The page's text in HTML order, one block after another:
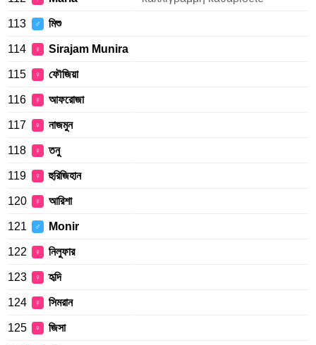
113 ♂ মিশু
114 ♀ Sirajam Munira
115 ♀ ফৌজিয়া
116 ♀ আফরোজা
117 ♀ নাজমুন
118 ♀ তনু
119 ♀ হুরিজিহান
120 ♀ আরিশা
121 ♂ Monir
122 ♀ নিলুফার
123 ♀ হৃদি
124 ♀ সিমরান
125 ♀ জিসা